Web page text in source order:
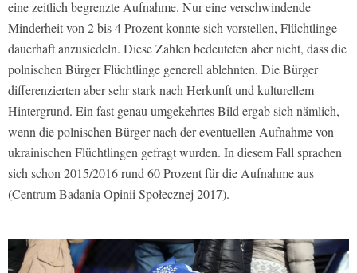
eine zeitlich begrenzte Aufnahme. Nur eine verschwindende
Minderheit von 2 bis 4 Prozent konnte sich vorstellen, Flüchtlinge
dauerhaft anzusiedeln. Diese Zahlen bedeuteten aber nicht, dass die
polnischen Bürger Flüchtlinge generell ablehnten. Die Bürger
differenzierten aber sehr stark nach Herkunft und kulturellem
Hintergrund. Ein fast genau umgekehrtes Bild ergab sich nämlich,
wenn die polnischen Bürger nach der eventuellen Aufnahme von
ukrainischen Flüchtlingen gefragt wurden. In diesem Fall sprachen
sich schon 2015/2016 rund 60 Prozent für die Aufnahme aus
(Centrum Badania Opinii Społecznej 2017).